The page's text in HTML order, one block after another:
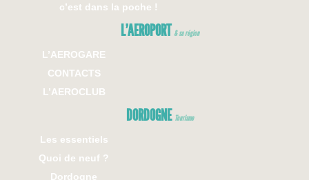
c’est dans la poche !
L’AEROPORT& sa région
L’AEROGARE
CONTACTS
L’AEROCLUB
DORDOGNE Tourisme
Les essentiels
Quoi de neuf ?
Dordogne